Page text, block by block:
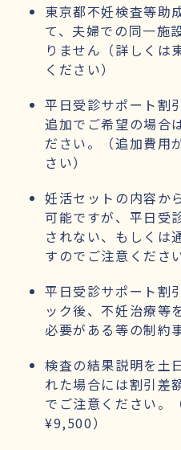
東京都不妊検査等助
て、夫婦での同一施
りません（詳しくは
ください）
平日受診サポート割
追加でご希望の場合
ださい。（追加費用
さい）
妊活セットの内容か
可能ですが、平日受
されない、もしくは
すのでご注意くださ
平日受診サポート割
ック後、不妊治療
必要がある等の制約
検査の結果説明を土
れた場合には割引差
でご注意ください。
¥9,500）